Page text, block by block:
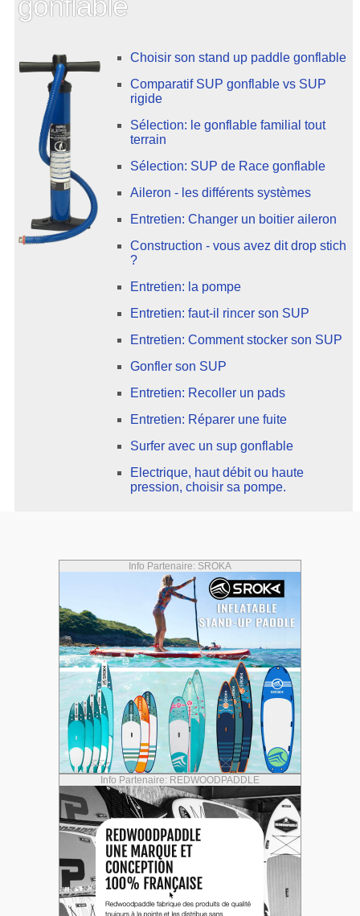
Choisir son stand up paddle gonflable
Comparatif SUP gonflable vs SUP
rigide
Sélection: le gonflable familial tout
terrain
Sélection: SUP de Race gonflable
Aileron - les différents systèmes
Entretien: Changer un boitier aileron
Construction - vous avez dit drop stich
?
Entretien: la pompe
Entretien: faut-il rincer son SUP
Entretien: Comment stocker son SUP
Gonfler son SUP
Entretien: Recoller un pads
Entretien: Réparer une fuite
Surfer avec un sup gonflable
Electrique, haut débit ou haute
pression, choisir sa pompe.
Info Partenaire: SROKA
Info Partenaire: REDWOODPADDLE